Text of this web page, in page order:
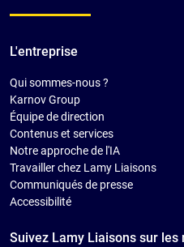
L'entreprise
Qui sommes-nous ?
Karnov Group
Équipe de direction
Contenus et services
Notre approche de l'IA
Travailler chez Lamy Liaisons
Communiqués de presse
Accessibilité
Suivez Lamy Liaisons sur les